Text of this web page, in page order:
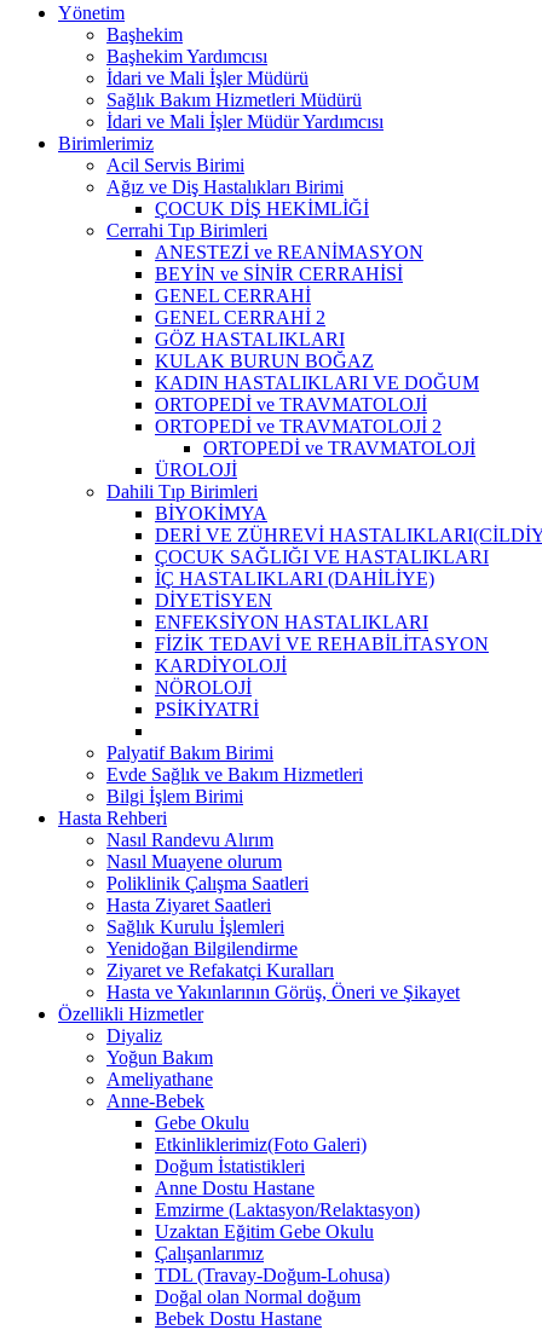
Yönetim
Başhekim
Başhekim Yardımcısı
İdari ve Mali İşler Müdürü
Sağlık Bakım Hizmetleri Müdürü
İdari ve Mali İşler Müdür Yardımcısı
Birimlerimiz
Acil Servis Birimi
Ağız ve Diş Hastalıkları Birimi
ÇOCUK DİŞ HEKİMLİĞİ
Cerrahi Tıp Birimleri
ANESTEZİ ve REANİMASYON
BEYİN ve SİNİR CERRAHİSİ
GENEL CERRAHİ
GENEL CERRAHİ 2
GÖZ HASTALIKLARI
KULAK BURUN BOĞAZ
KADIN HASTALIKLARI VE DOĞUM
ORTOPEDİ ve TRAVMATOLOJİ
ORTOPEDİ ve TRAVMATOLOJİ 2
ORTOPEDİ ve TRAVMATOLOJİ
ÜROLOJİ
Dahili Tıp Birimleri
BİYOKİMYA
DERİ VE ZÜHREVİ
ÇOCUK SAĞLIĞI VE HASTALIKLARI
İÇ HASTALIKLARI (DAHİLİYE)
DİYETİSYEN
ENFEKSİYON HASTALIKLARI
FİZİK TEDAVİ VE REHABİLİTASYON
KARDİYOLOJİ
NÖROLOJİ
PSİKİYATRİ
Palyatif Bakım Birimi
Evde Sağlık ve Bakım Hizmetleri
Bilgi İşlem Birimi
Hasta Rehberi
Nasıl Randevu Alırım
Nasıl Muayene olurum
Poliklinik Çalışma Saatleri
Hasta Ziyaret Saatleri
Sağlık Kurulu İşlemleri
Yenidoğan Bilgilendirme
Ziyaret ve Refakatçi Kuralları
Hasta ve Yakınlarının Görüş, Öneri ve Şikayet
Özellikli Hizmetler
Diyaliz
Yoğun Bakım
Ameliyathane
Anne-Bebek
Gebe Okulu
Etkinliklerimiz(Foto Galeri)
Doğum İstatistikleri
Anne Dostu Hastane
Emzirme (Laktasyon/Relaktasyon)
Uzaktan Eğitim Gebe Okulu
Çalışanlarımız
TDL (Travay-Doğum-Lohusa)
Doğal olan Normal doğum
Bebek Dostu Hastane